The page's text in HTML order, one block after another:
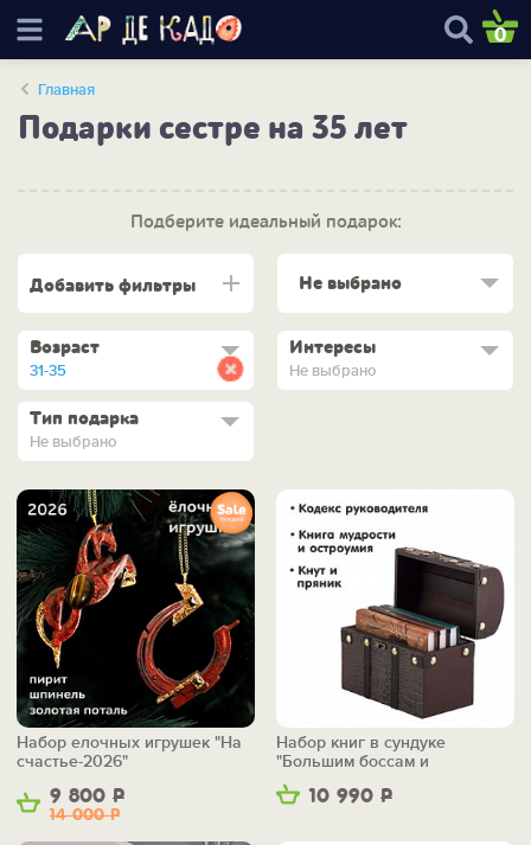
0
Главная
Подарки сестре на 35 лет
Подберите идеальный подарок:
Добавить фильтры Не выбрано
Возраст
31-35
Интересы
Не выбрано
Тип подарка
Не выбрано
9 800 Р
14 000Р
Набор елочных игрушек "На
счастье-2026"
10 990 Р
Набор книг в сундуке
"Большим боссам и
маленьким"